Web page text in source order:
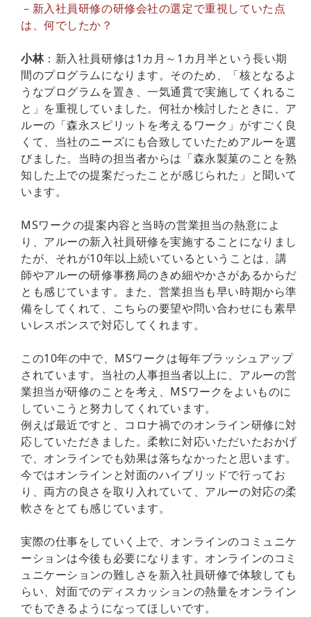
－新入社員研修の研修会社の選定で重視していた点
は、何でしたか？
小林：新入社員研修は1カ月～1カ月半という長い期
間のプログラムになります。そのため、「核となるよ
うなプログラムを置き、一気通貫で実施してくれるこ
と」を重視していました。何社か検討したときに、ア
ルーの「森永スピリットを考えるワーク」がすごく良
くて、当社のニーズにも合致していたためアルーを選
びました。当時の担当者からは「森永製菓のことを熟
知した上での提案だったことが感じられた」と聞いて
います。
MSワークの提案内容と当時の営業担当の熱意によ
り、アルーの新入社員研修を実施することになりまし
たが、それが10年以上続いているということは、講
師やアルーの研修事務局のきめ細やかさがあるからだ
とも感じています。また、営業担当も早い時期から準
備をしてくれて、こちらの要望や問い合わせにも素早
いレスポンスで対応してくれます。
この10年の中で、MSワークは毎年ブラッシュアップ
されています。当社の人事担当者以上に、アルーの営
業担当が研修のことを考え、MSワークをよいものに
していこうと努力してくれています。
例えば最近ですと、コロナ禍でのオンライン研修に対
応していただきました。柔軟に対応いただいたおかげ
で、オンラインでも効果は落ちなかったと思います。
今ではオンラインと対面のハイブリッドで行ってお
り、両方の良さを取り入れていて、アルーの対応の柔
軟さをとても感じています。
実際の仕事をしていく上で、オンラインのコミュニケ
ーションは今後も必要になります。オンラインのコミ
ュニケーションの難しさを新入社員研修で体験しても
らい、対面でのディスカッションの熱量をオンライン
でもできるようになってほしいです。